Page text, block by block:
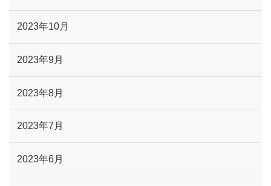
2023年10月
2023年9月
2023年8月
2023年7月
2023年6月